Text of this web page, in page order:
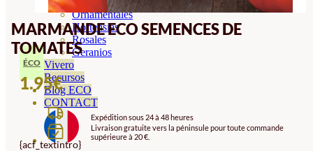
Ornamentales
Hortensias
Rosales
Geranios
Vivero
Recursos
Blog ECO
CONTACT
MARMANDE ECO SEMENCES DE
TOMATES
ÉCO
1.95€
Expédition sous 24 à 48 heures
Livraison gratuite vers la péninsule pour toute commande
supérieure à 20 €.
{acf_textintro}